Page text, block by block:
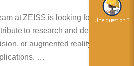
at ZEISS is looking for a highly
to research and development
or augmented reality for next-
…
Une question ?